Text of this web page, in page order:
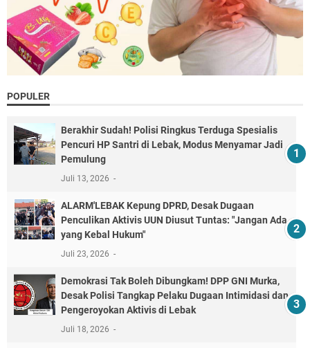
POPULER
Berakhir Sudah! Polisi Ringkus Terduga Spesialis
Pencuri HP Santri di Lebak, Modus Menyamar Jadi
Pemulung
Juli 13, 2026
ALARM'LEBAK Kepung DPRD, Desak Dugaan
Penculikan Aktivis UUN Diusut Tuntas: "Jangan Ada
yang Kebal Hukum"
Juli 23, 2026
Demokrasi Tak Boleh Dibungkam! DPP GNI Murka,
Desak Polisi Tangkap Pelaku Dugaan Intimidasi dan
Pengeroyokan Aktivis di Lebak
Juli 18, 2026